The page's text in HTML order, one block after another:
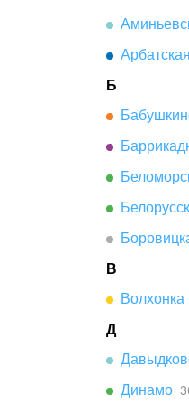
Арбатская
Б
В
Волхонка
Д
Динамо